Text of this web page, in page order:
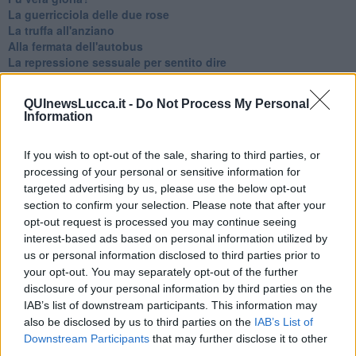
QUInewsLucca.it - Do Not Process My Personal
Information
If you wish to opt-out of the sale, sharing to third parties, or
processing of your personal or sensitive information for
targeted advertising by us, please use the below opt-out
section to confirm your selection. Please note that after your
opt-out request is processed you may continue seeing
interest-based ads based on personal information utilized by
us or personal information disclosed to third parties prior to
your opt-out. You may separately opt-out of the further
disclosure of your personal information by third parties on the
IAB’s list of downstream participants. This information may
also be disclosed by us to third parties on the IAB’s List of
Downstream Participants that may further disclose it to other
La guerricciola delle due rose
La truffa all'anziano
Alla fermata dell'autobus
La repressione sessuale per sentito dire
Diseducazione televisiva e inerzia della politica
Esequie solenni
Nostalgia del sangue blu
Non avere e non essere
Armiamoci e... avviatevi
Da Capodanno a Carnevale
Schizzi di fango
Sor-riso amaro
Fine anno al ristorante
La festa di Capodanno
Natale 2024
Re e regnanti
A noi interessa il dito non la luna
Come rubare allo stato e vivere felici
Una performance
Il compagno